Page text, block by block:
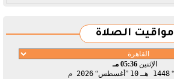
مواقيت الصلاة
الإثنين 05:36 مـ
1448 هـ 10 أغسطس 2026 م